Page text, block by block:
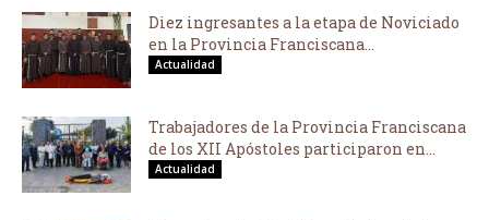
Diez ingresantes a la etapa de Noviciado
en la Provincia Franciscana...
Actualidad
Trabajadores de la Provincia Franciscana
de los XII Apóstoles participaron en...
Actualidad